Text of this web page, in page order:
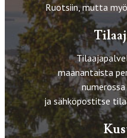
Ruotsiin, mutta
maanantaista
ja sähköpostitse